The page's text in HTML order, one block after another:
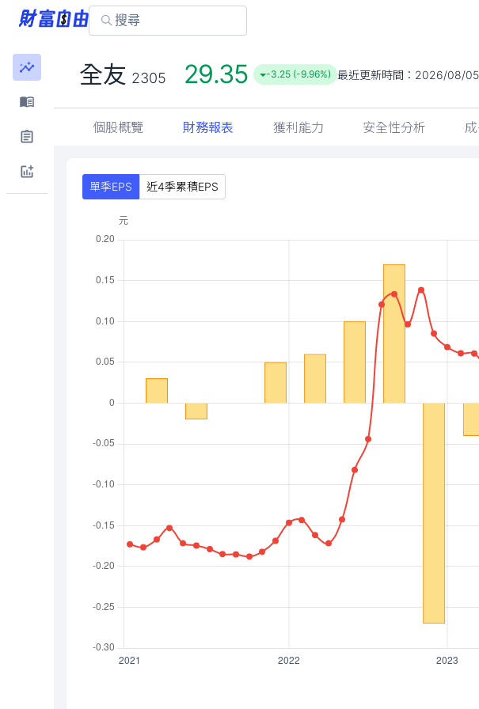
全友 2305 29.35 -3.25 (-9.96%) 最近更新時間： 2026/08/
個股概覽 財務報表 獲利能力 安全性分析
單季EPS 近4季累積EPS